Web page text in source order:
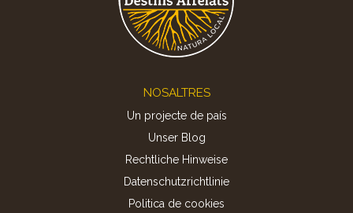
NOSALTRES
Un projecte de país
Unser Blog
Rechtliche Hinweise
Datenschutzrichtlinie
Politica de cookies